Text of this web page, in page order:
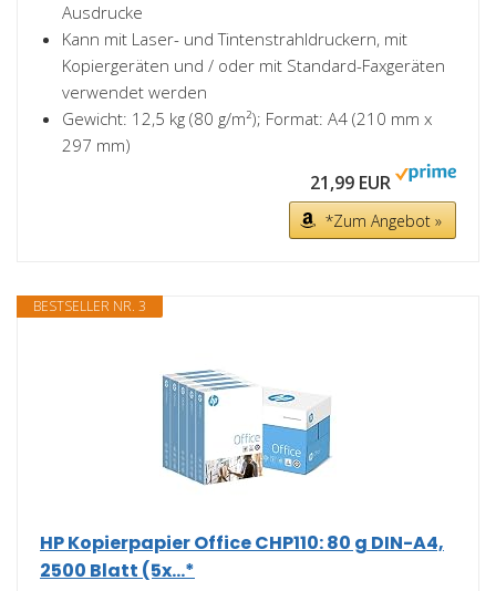
Ausdrucke
Kann mit Laser- und Tintenstrahldruckern, mit
Kopiergeräten und / oder mit Standard-Faxgeräten
verwendet werden
Gewicht: 12,5 kg (80 g/m²); Format: A4 (210 mm x
297 mm)
21,99 EUR
*Zum Angebot »
BESTSELLER NR. 3
HP Kopierpapier Office CHP110: 80 g DIN-A4,
2500 Blatt (5x...*